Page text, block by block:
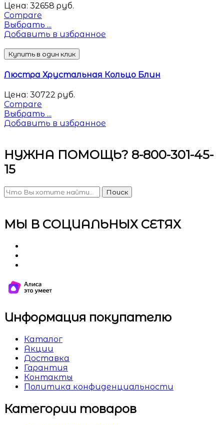
Цена: 32658 руб.
Compare
Выбрать ...
Добавить в избранное
Купить в один клик
Люстра Хрустальная Кольцо Блин
Цена: 30722 руб.
Compare
Выбрать ...
Добавить в избранное
НУЖНА ПОМОЩЬ? 8-800-301-45-
15
Поиск
МЫ В СОЦИАЛЬНЫХ СЕТЯХ
Информация покупателю
Каталог
Акции
Доставка
Гарантия
Контакты
Политика конфиденциальности
Категории товаров